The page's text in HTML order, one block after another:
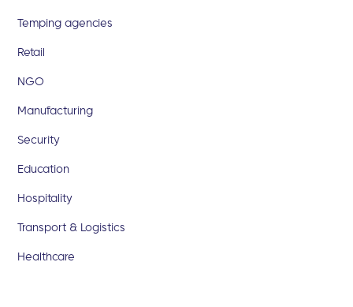
Temping agencies
Retail
NGO
Manufacturing
Security
Education
Hospitality
Transport & Logistics
Healthcare